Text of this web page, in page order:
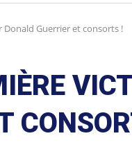
Guerrier et consorts !